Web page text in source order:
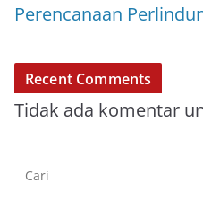
Perencanaan
Recent Comments
Tidak ada komentar